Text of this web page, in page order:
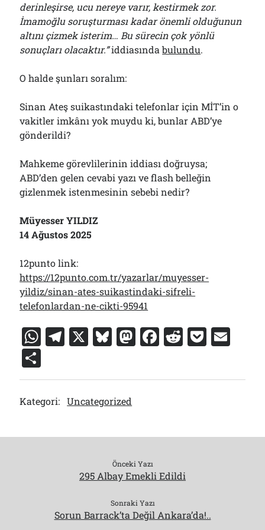
derinleşirse, ucu nereye varır, kestirmek zor.
İmamoğlu soruşturması kadar önemli olduğunun
altını çizmek isterim… Bu sürecin çok yönlü
sonuçları olacaktır.”iddiasındabulundu.
O halde şunları soralım:
Sinan Ateş suikastındaki telefonlar için MİT’in o
vakitler imkânı yok muydu ki, bunlar ABD’ye
gönderildi?
Mahkeme görevlilerinin iddiası doğruysa;
ABD’den gelen cevabi yazı ve flash belleğin
gizlenmek istenmesinin sebebi nedir?
Müyesser YILDIZ
14 Ağustos 2025
12punto link:
https://12punto.com.tr/yazarlar/muyesser-
yildiz/sinan-ates-suikastindaki-sifreli-
telefonlardan-ne-cikti-95941
W
at
s
A
p
T
e
gr
a
m
X Bl
e
s
k
y
M
st
o
F
c
o
k
R
d
P
c ai
h
ar
e
Kategori: Uncategorized
Önceki Yazı
295 Albay Emekli Edildi
Sonraki Yazı
Sorun Barrack’ta Değil Ankara’da!..